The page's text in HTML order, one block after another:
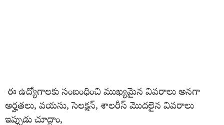
ఈ ఉద్యోగాలకు సంబంధించి ముఖ్యమైన వివరాలు అనగా
అర్హతలు, వయసు, సెలక్షన్, శాలరీస్ మొదలైన వివరాలు
ఇప్పుడు చూద్దాం,